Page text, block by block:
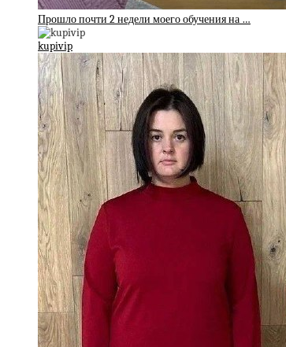
Прошло почти 2 недели моего обучения на …
kupivip